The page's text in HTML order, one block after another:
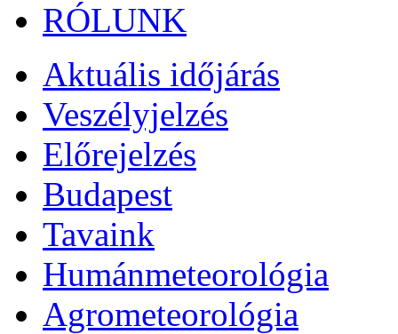
RÓLUNK
Aktuális időjárás
Veszélyjelzés
Előrejelzés
Budapest
Tavaink
Humánmeteorológia
Agrometeorológia